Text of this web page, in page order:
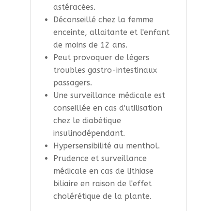
astéracées.
Déconseillé chez la femme
enceinte, allaitante et l'enfant
de moins de 12 ans.
Peut provoquer de légers
troubles gastro-intestinaux
passagers.
Une surveillance médicale est
conseillée en cas d'utilisation
chez le diabétique
insulinodépendant.
Hypersensibilité au menthol.
Prudence et surveillance
médicale en cas de lithiase
biliaire en raison de l'effet
cholérétique de la plante.